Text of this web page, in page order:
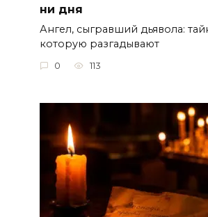
ни дня
Ангел, сыгравший дьявола:
которую разгадывают
0 113